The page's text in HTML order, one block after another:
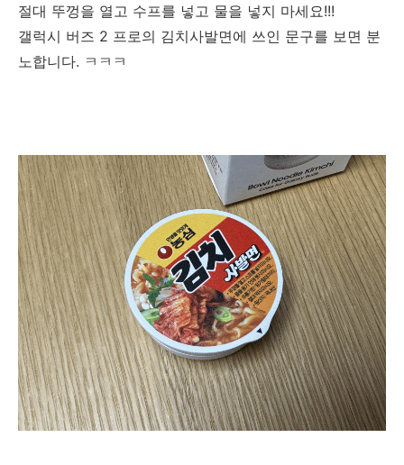
절대 뚜껑을 열고 수프를 넣고 물을 넣지 마세요!!!
갤럭시 버즈 2 프로의 김치사발면에 쓰인 문구를 보면 분
노합니다. ㅋㅋㅋ